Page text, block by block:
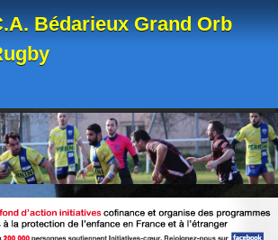
Bédarieux Grand Orb
des cookies